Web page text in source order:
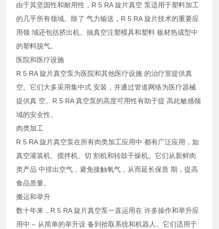
由于其坚固性和耐用性，R 5 RA 旋片真空 泵适用于塑料加工
的几乎所有领域。除了 气力输送，R 5 RA 旋片技术的重要应
用领 域还包括挤出机、抽真空注塑模具和塑料 板材热成型中
的塑料脱气。
医院和医疗设施
R 5 RA 旋片真空泵为医院和其他医疗设施 的治疗室提供真
空。它们大多采用集中式 安装，并通过管道网络为医疗器械
提供真 空。R 5 RA 真空泵的高度可用性有助于提 高此敏感领
域的安全性。
肉类加工
R 5 RA 旋片真空泵在所有肉类加工应用中 都有广泛应用，如
真空灌装机、搅拌机、切 割机和转鼓干燥机。它们从新鲜肉
类产品 中排出空气，避免接触氧气，从而延长保质 期，提高
食品质量。
搬运和举升
数十年来，R 5 RA 旋片真空泵一直运用在 许多操作和举升应
用中 – 从简单的举升设 备到拾取系统和机器人。它们适用于